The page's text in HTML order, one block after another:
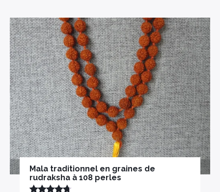
Mala traditionnel en graines de
rudraksha à 108 perles